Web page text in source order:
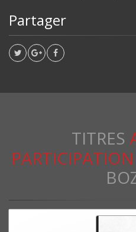
Partager
TITRES